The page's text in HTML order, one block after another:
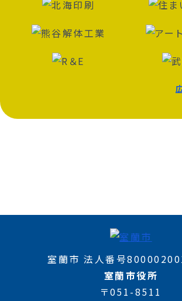
室蘭市 法人番号
室蘭市役所
〒051-8511